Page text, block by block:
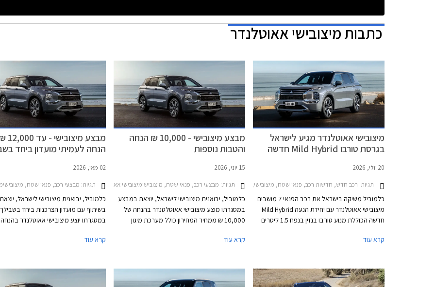
כתבותמיצובישי אאוטלנדר
מיצובישי אאוטלנדר מגיע לישראל
בגרסת טורבו Mild Hybrid חדשה
20 יולי, 2026
תגיות: רכב חדש, חדשות רכב, פנאי שטח, מיצובישי, מיצובישי אאוטלנדר 2025-2026מחירון רכב
כלמוביל משיקה בישראל את רכב הפנאי 7 מושבים
מיצובישי אאוטלנדר עם יחידת הנעה Mild Hybrid
חדשה הכוללת מנוע טורבו בנזין בנפח 1.5 ליטרים
לעודף תקלות. יהיה מעניין לראות איך ישפיע המעבר
למנוע מתקדם יותר, על הביקושים ועל קהל היעד.
קרא עוד
מבצע מיצובישי - 10,000 ₪ הנחה
והטבות נוספות
15 יוני, 2026
תגיות: מבצעי רכב, פנאי שטח, מיצובישימיצובישי אאוטלנדר 2025-2026
כלמוביל, יבואנית מיצובישי לישראל, יוצאת במבצע
במסגרתו מוצע מיצובישי אאוטלטנדר בהנחה של
10,000 ₪ ממחיר המחירון כולל מערכת מיגון
2026 ומוגבל ל- 100 רכבים.
קרא עוד
מבצע
הנחה לעמיתי מועדון ביחד
02 מאי, 2026
תגיות: מבצעי רכב, פנאי שטח,
כלמוביל, יבואנית מיצובישי לישראל,
בשיתוף עם מועדון הצרכנות ביחד
במסגרתו יוצע מיצובישי אאוטלנדר
קרא עוד